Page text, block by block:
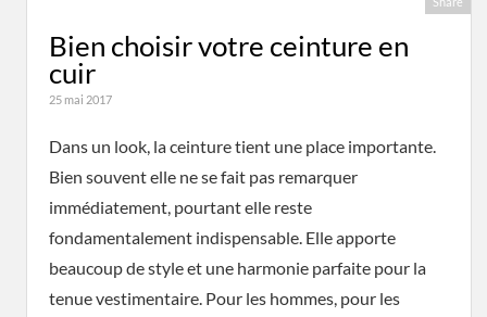
Bien choisir votre ceinture en
cuir
25 mai 2017
Dans un look, la ceinture tient une place importante.
Bien souvent elle ne se fait pas remarquer
immédiatement, pourtant elle reste
fondamentalement indispensable. Elle apporte
beaucoup de style et une harmonie parfaite pour la
tenue vestimentaire. Pour les hommes, pour les